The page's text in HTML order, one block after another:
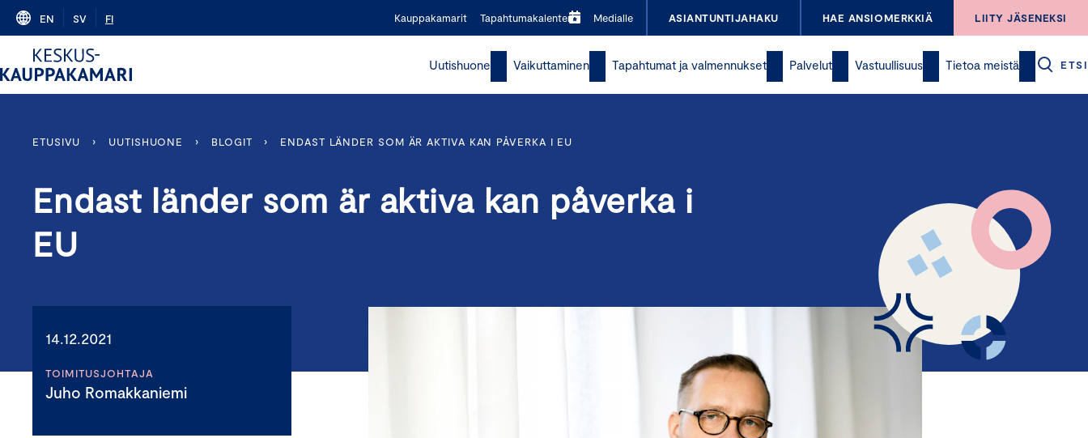
Skip
content
EN SV FI Kauppakamarit Tapahtumakalenteri Medialle ASIANTUNTIJAHAKU HAE ANSIOMERKKIÄ LIITY JÄSENEKSI
Uutishuone Vaikuttaminen Tapahtumat ja valmennukset Palvelut Vastuullisuus Tietoa meistä ETSI
ETUSIVU › UUTISHUONE › BLOGIT › ENDAST LÄNDER SOM ÄR AKTIVA KAN PÅVERKA I EU
Endast länder som är aktiva kan påverka i
EU
14.12.2021
TOIMITUSJOHTAJA
Juho Romakkaniemi